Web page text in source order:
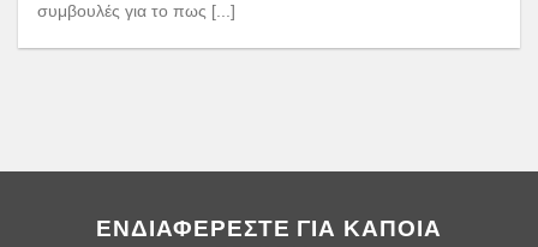
συμβουλές για το πως [...]
ΕΝΔΙΑΦΈΡΕΣΤΕ ΓΙΑ ΚΆΠΟΙΑ